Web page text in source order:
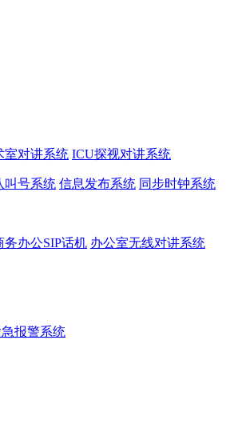
室对讲系统 ICU探视对讲系统
叫号系统 信息发布系统 同步时钟系统
务办公SIP话机 办公室无线对讲系统
急报警系统